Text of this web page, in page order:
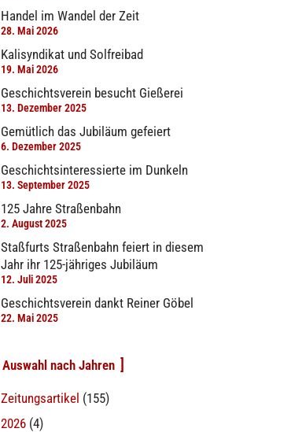
Handel im Wandel der Zeit
28. Mai 2026
Kalisyndikat und Solfreibad
19. Mai 2026
Geschichtsverein besucht Gießerei
13. Dezember 2025
Gemütlich das Jubiläum gefeiert
6. Dezember 2025
Geschichtsinteressierte im Dunkeln
13. September 2025
125 Jahre Straßenbahn
2. August 2025
Staßfurts Straßenbahn feiert in diesem
Jahr ihr 125-jähriges Jubiläum
12. Juli 2025
Geschichtsverein dankt Reiner Göbel
22. Mai 2025
Auswahl nach Jahren
Zeitungsartikel (155)
2026 (4)